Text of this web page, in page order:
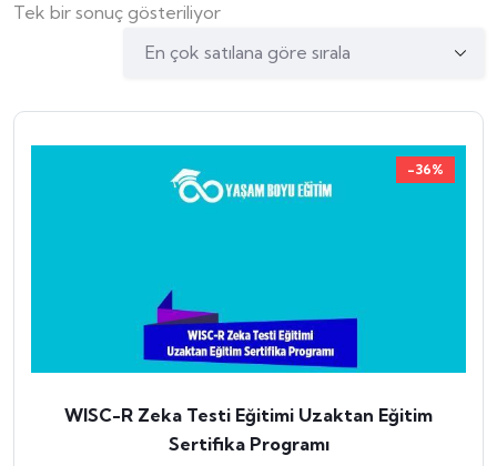
Tek bir sonuç gösteriliyor
-36%
WISC-R Zeka Testi Eğitimi Uzaktan Eğitim
Sertifika Programı